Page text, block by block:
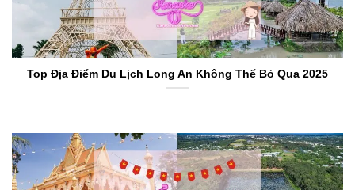
Top Địa Điểm Du Lịch Long An Không Thể Bỏ Qua 2025